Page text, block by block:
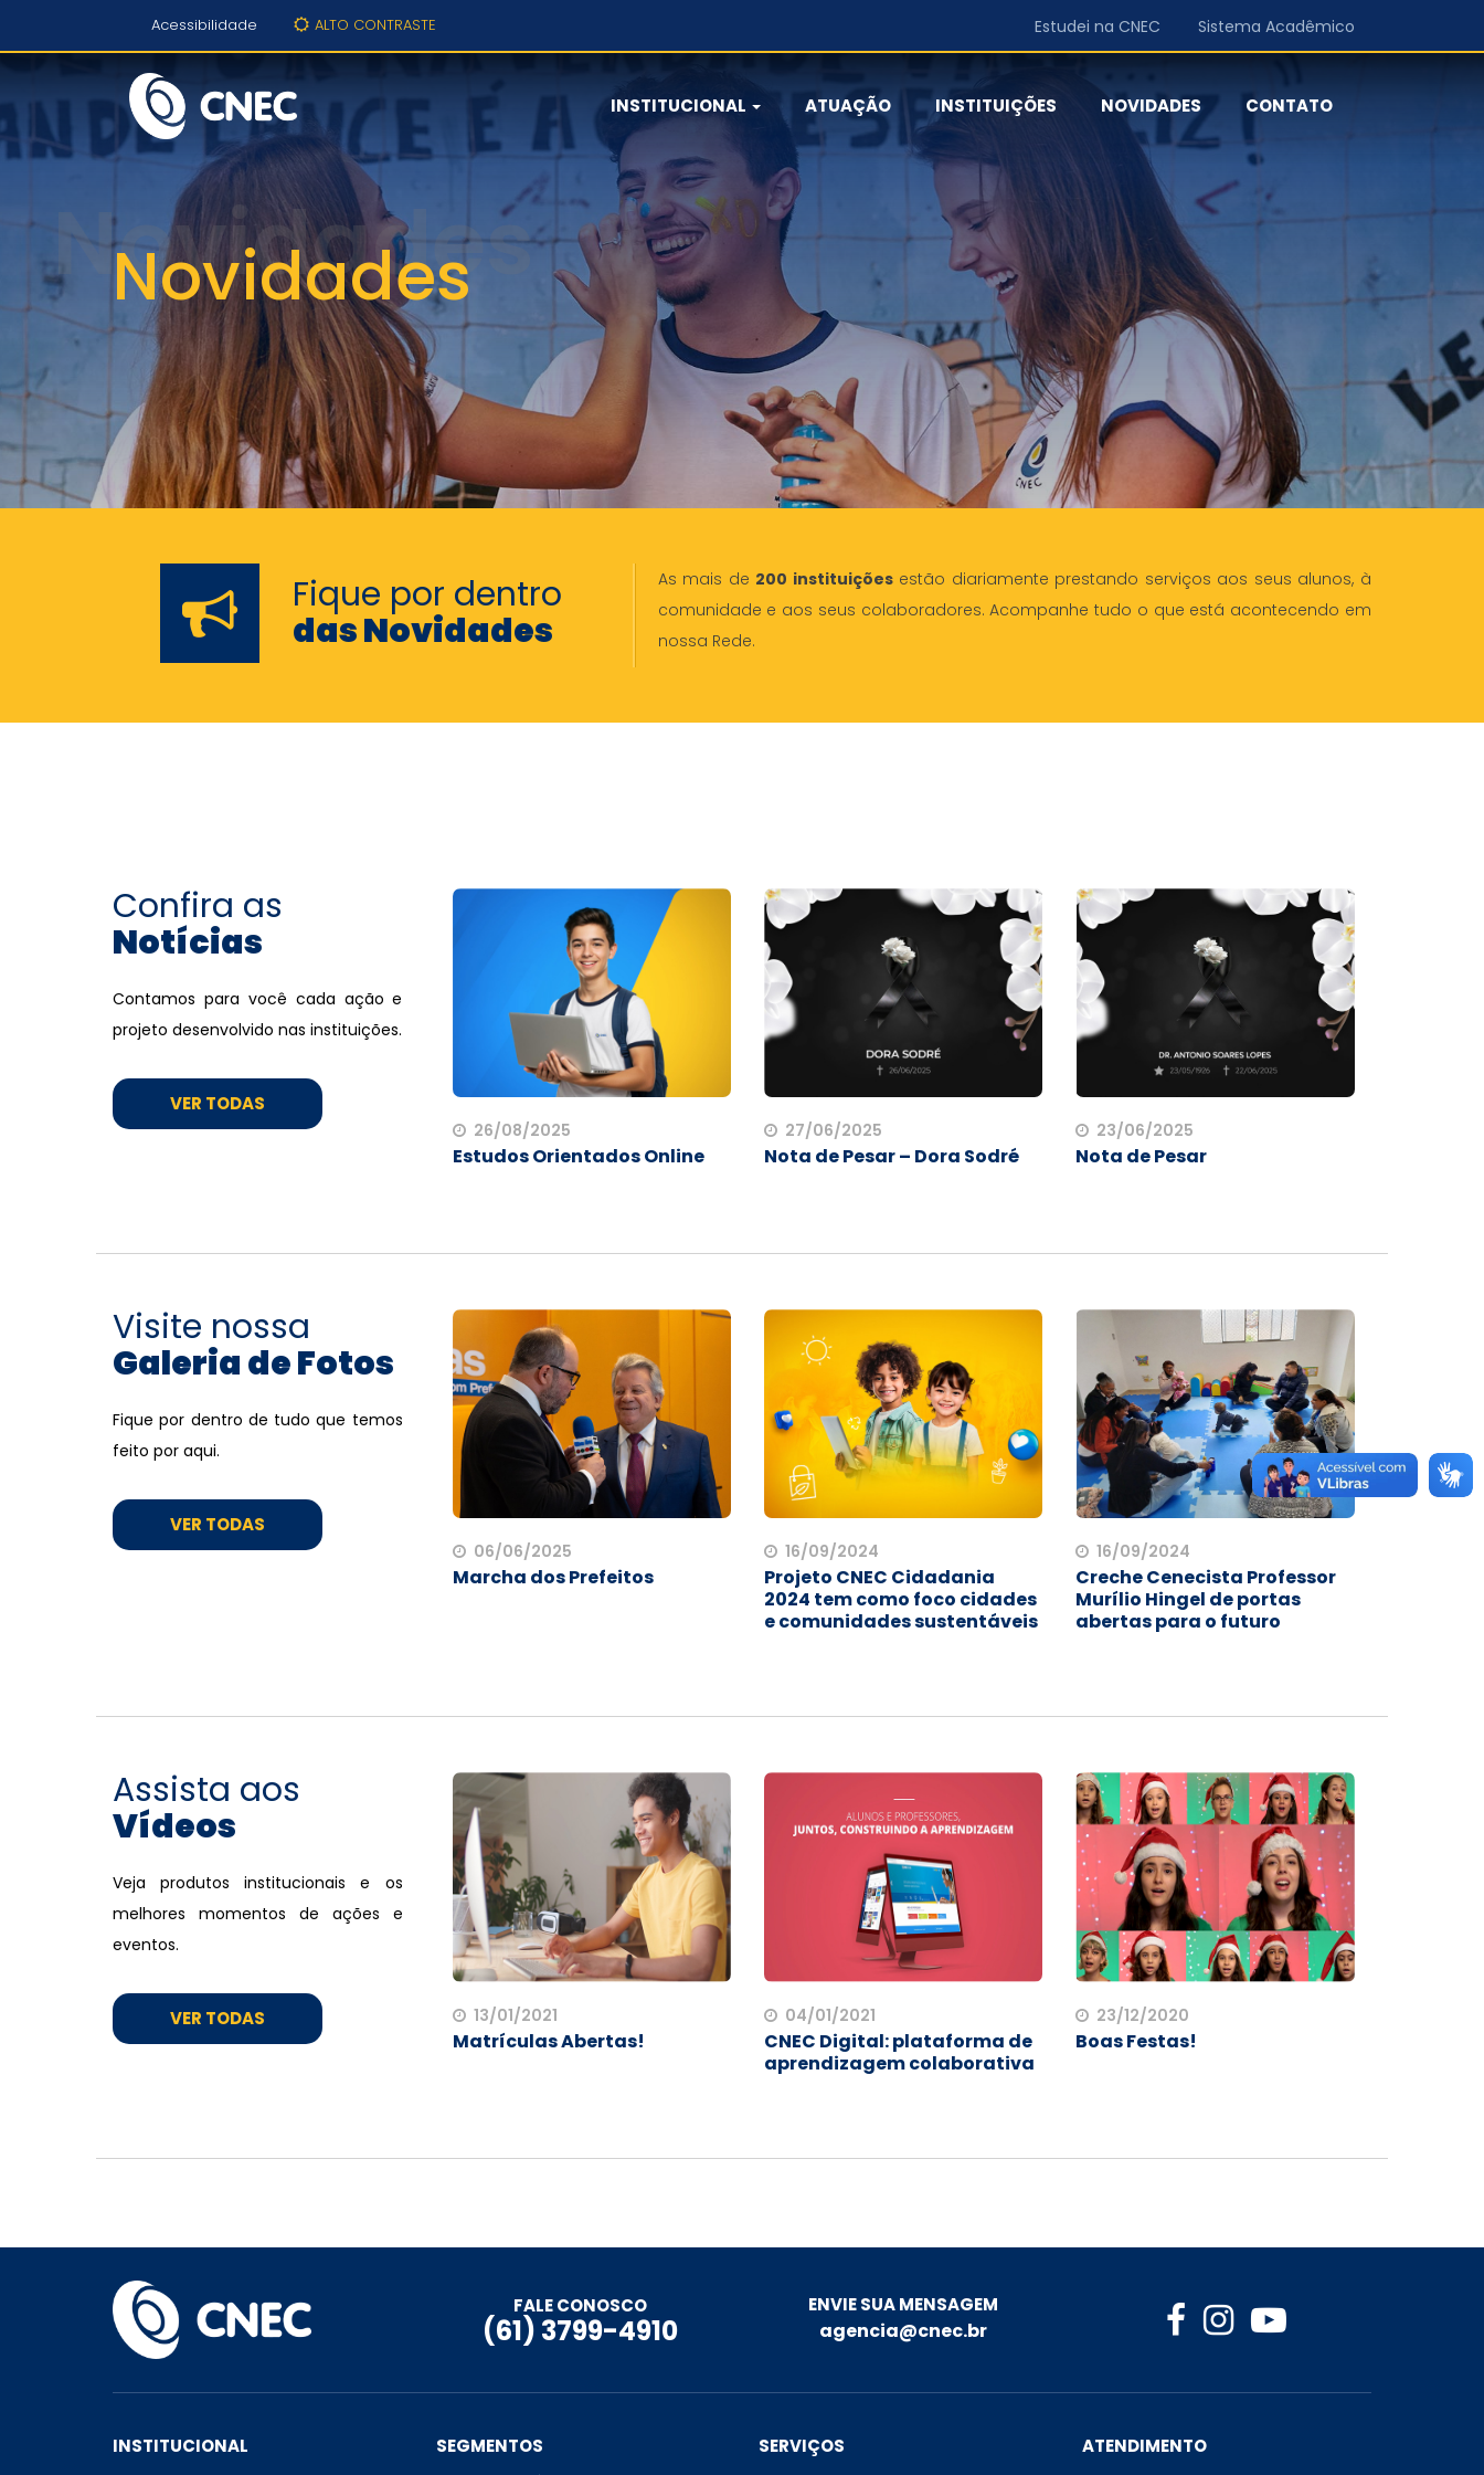
Acessibilidade ALTO CONTRASTE Estudei na CNEC Sistema Acadêmico
INSTITUCIONAL ATUAÇÃO INSTITUIÇÕES NOVIDADES CONTATO
Novidades
Fique por dentro
das Novidades
As mais de 200 instituiçõesestão diariamente prestando serviços aos seus alunos, à
comunidade e aos seus colaboradores. Acompanhe tudo o que está acontecendo em
nossa Rede.
Confira as
Notícias
Contamos para você cada ação e
projeto desenvolvido nas instituições.
VER TODAS
26/08/2025
Estudos Orientados Online
27/06/2025
Nota de Pesar – Dora Sodré
23/06/2025
Nota de Pesar
Visite nossa
Galeria de Fotos
Fique por dentro de tudo que temos
feito por aqui.
VER TODAS
06/06/2025
Marcha dos Prefeitos
16/09/2024
Projeto CNEC Cidadania
2024 tem como foco cidades
e comunidades sustentáveis
16/09/2024
Creche Cenecista Professor
Murílio Hingel de portas
abertas para o futuro
Assista aos
Vídeos
Veja produtos institucionais e os
melhores momentos de ações e
eventos.
VER TODAS 13/01/2021
Matrículas Abertas!
04/01/2021
CNEC Digital: plataforma de
aprendizagem colaborativa
23/12/2020
Boas Festas!
FALE CONOSCO
(61) 3799-4910
ENVIE SUA MENSAGEM
agencia@cnec.br
INSTITUCIONAL SEGMENTOS SERVIÇOS ATENDIMENTO